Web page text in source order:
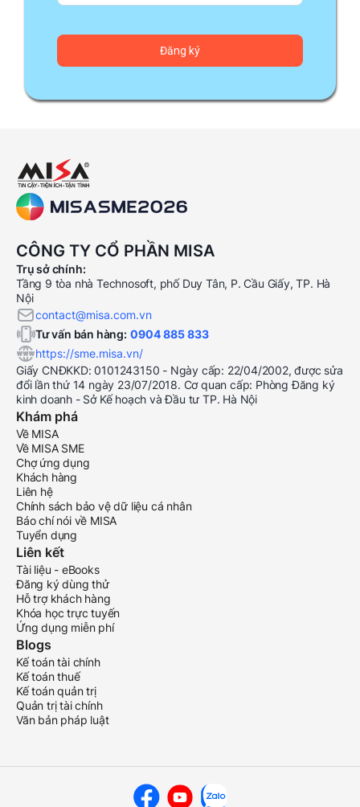
CÔNG TY CỔ PHẦN MISA
Trụ sở chính:
Tầng 9 tòa nhà Technosoft, phố Duy Tân, P. Cầu Giấy, TP. Hà
Nội
contact@misa.com.vn
Tư vấn bán hàng: 0904 885 833
https://sme.misa.vn/
Giấy CNĐKKD: 0101243150 - Ngày cấp: 22/04/2002, được sửa
đổi lần thứ 14 ngày 23/07/2018. Cơ quan cấp: Phòng Đăng ký
kinh doanh - Sở Kế hoạch và Đầu tư TP. Hà Nội
Khám phá
Về MISA
Về MISA SME
Chợ ứng dụng
Khách hàng
Liên hệ
Chính sách bảo vệ dữ liệu cá nhân
Báo chí nói về MISA
Tuyển dụng
Liên kết
Tài liệu - eBooks
Đăng ký dùng thử
Hỗ trợ khách hàng
Khóa học trực tuyến
Ứng dụng miễn phí
Blogs
Kế toán tài chính
Kế toán thuế
Kế toán quản trị
Quản trị tài chính
Văn bản pháp luật